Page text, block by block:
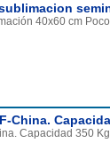
40x60 cm
China.
Capacidad 350